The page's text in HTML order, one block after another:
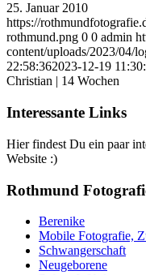
25. Januar 2010
https://
rothmund.png 0 0 admin
content/uploads/2023/04/
22:58:362023-12-19
Christian | 14 Wochen
Interessante Links
Hier findest Du ein paar
Website :)
Rothmund
Berenike
Mobile Fotografie,
Schwangerschaft
Neugeborene